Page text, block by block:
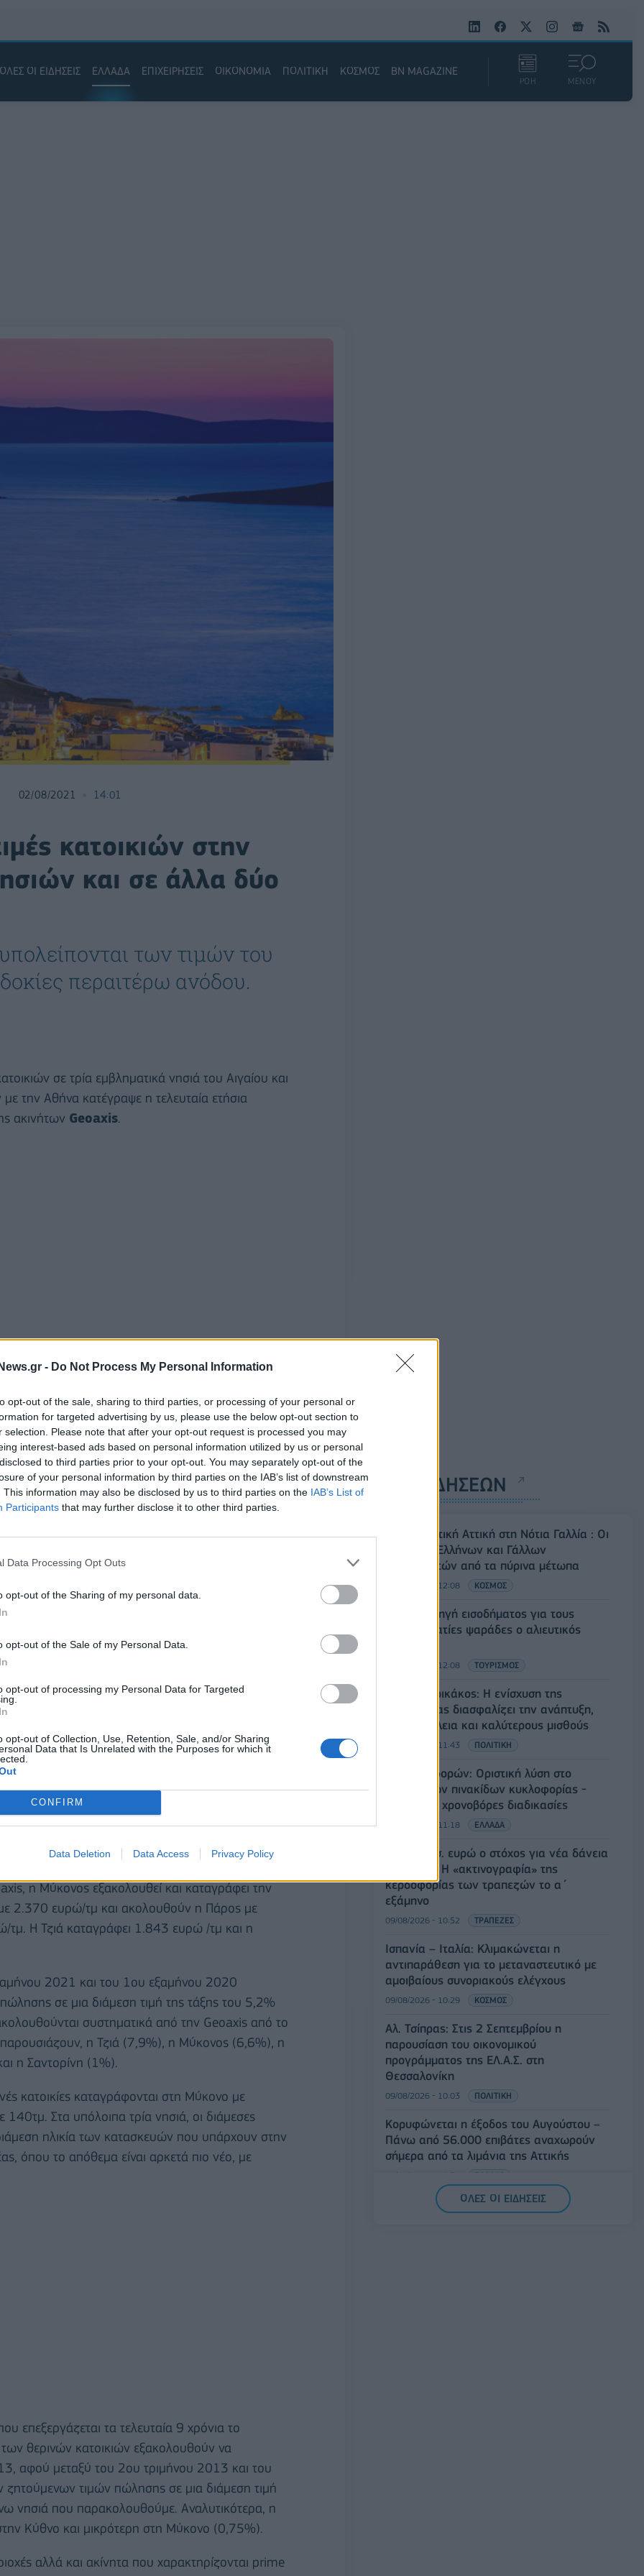
- Do Not Process My Personal Information
opt-out of the sale, sharing to third parties, or processing of your personal or
for targeted advertising by us, please use the below opt-out section to
selection. Please note that after your opt-out request is processed you may
interest-based ads based on personal information utilized by us or personal
to third parties prior to your opt-out. You may separately opt-out of the
of your personal information by third parties on the IAB’s list of downstream
This information may also be disclosed by us to third parties on the IAB’s List of
Participants that may further disclose it to other third parties.
Data Processing Opt Outs
opt-out of the Sharing of my personal data.
opt-out of the Sale of my Personal Data.
opt-out of processing my Personal Data for Targeted
opt-out of Collection, Use, Retention, Sale, and/or Sharing
Data that Is Unrelated with the Purposes for which it
CONFIRM
Data Deletion Data Access Privacy Policy
ΟΛΕΣ ΟΙ ΕΙΔΗΣΕΙΣ ΕΛΛΑΔΑ ΕΠΙΧΕΙΡΗΣΕΙΣ ΟΙΚΟΝΟΜΙΑ ΠΟΛΙΤΙΚΗ ΚΟΣΜΟΣ BN MAGAZINE
ΡΟΗ ΜΕΝΟΥ
02/08/2021 14:01
κατοικιών στην
και σε άλλα δύο
των τιμών του
περαιτέρω ανόδου.
σε τρία εμβληματικά νησιά του Αιγαίου και
την Αθήνα κατέγραψε η τελευταία ετήσια
ακινήτων Geoaxis.
κατοικίες σεΜύκονο,Πάρο ,Σαντορίνη
μεταξύ άλλων πως δημιουργούνται δύο
και οι συμβατικές), αλλά και στο ότι ακόμη
των επιπέδων του 2013, γεγονός που
ανόδου τα προσεχή χρόνια.
νησιά της μελέτης καταγράφεται για τρίτη
τιμών πώλησης τυπικών θερινών
όρο 5,2% σε σχέση με το 2ο τρίμηνο 2020 και
με το 2013 η αγορά εξακολουθεί
5,63%.
σε σχέση με πέρσι είναι σχετικά σταθεροποιημένη
η Τζια και η Πάρος, ενώ η Κύθνος παρουσιάζει
τις υψηλές διάμεσες τιμές της.
η Μύκονος εξακολουθεί και καταγράφει την
2.370 ευρώ/τμ και ακολουθούν η Πάρος με
Η Τζιά καταγράφει 1.843 ευρώ /τμ και η
2021 και του 1ου εξαμήνου 2020
σε μια διάμεση τιμή της τάξης του 5,2%
συστηματικά από την Geoaxis από το
η Τζιά (7,9%), η Μύκονος (6,6%), η
η Σαντορίνη (1%).
κατοικίες καταγράφονται στη Μύκονο με
Στα υπόλοιπα τρία νησιά, οι διάμεσες
ηλικία των κατασκευών που υπάρχουν στην
όπου το απόθεμα είναι αρκετά πιο νέο, με
επεξεργάζεται τα τελευταία 9 χρόνια το
θερινών κατοικιών εξακολουθούν να
αφού μεταξύ του 2ου τριμήνου 2013 και του
τιμών πώλησης σε μια διάμεση τιμή
νησιά που παρακολουθούμε. Αναλυτικότερα, η
Κύθνο και μικρότερη στη Μύκονο (0,75%).
αλλά και ακίνητα που χαρακτηρίζονται prime
ΡΟΗ ΕΙΔΗΣΕΩΝ
Από τη Δυτική Αττική στη Νότια Γαλλία : Οι
εμπειρίες Ελλήνων και Γάλλων
πυροσβεστών από τα πύρινα μέτωπα
09/08/2026 - 12:08 ΚΟΣΜΟΣ
Δεύτερη πηγή εισοδήματος για τους
επαγγελματίες ψαράδες ο αλιευτικός
09/08/2026 - 12:08 ΤΟΥΡΙΣΜΟΣ
Τ. Θεοδωρικάκος: Η ενίσχυση της
βιομηχανίας διασφαλίζει την ανάπτυξη,
την ασφάλεια και καλύτερους μισθούς
09/08/2026 - 11:43 ΠΟΛΙΤΙΚΗ
Υπ. Μεταφορών: Οριστική λύση στο
ζήτημα των πινακίδων κυκλοφορίας -
Τέλος στις χρονοβόρες διαδικασίες
09/08/2026 - 11:18 ΕΛΛΑΔΑ
Στα 15 δισ. ευρώ ο στόχος για νέα δάνεια
το 2026 - Η «ακτινογραφία» της
κερδοφορίας των τραπεζών το α΄
εξάμηνο
09/08/2026 - 10:52 ΤΡΑΠΕΖΕΣ
Ισπανία – Ιταλία: Κλιμακώνεται η
αντιπαράθεση για το μεταναστευτικό με
αμοιβαίους συνοριακούς ελέγχους
09/08/2026 - 10:29 ΚΟΣΜΟΣ
Αλ. Τσίπρας: Στις 2 Σεπτεμβρίου η
παρουσίαση του οικονομικού
προγράμματος της ΕΛ.Α.Σ. στη
Θεσσαλονίκη
09/08/2026 - 10:03 ΠΟΛΙΤΙΚΗ
Κορυφώνεται η έξοδος του Αυγούστου –
Πάνω από 56.000 επιβάτες αναχωρούν
σήμερα από τα λιμάνια της Αττικής
08/08/2026 - 14:30 ΕΛΛΑΔΑ
Δυτική Αττική: Η επόμενη ημέρα μετά τις
ΟΛΕΣ ΟΙ ΕΙΔΗΣΕΙΣ